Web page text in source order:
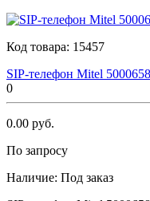
Код товара: 15457
SIР-телефон Мitеl
0
0.00 руб.
По запросу
Наличие: Под заказ